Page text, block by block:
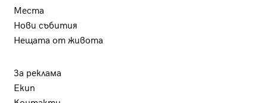
Места
Нови събития
Нещата от живота
За реклама
Екип